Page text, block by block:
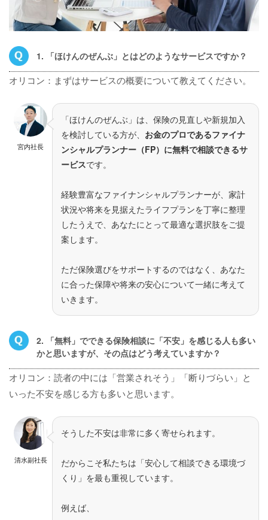
1. 「ほけんのぜんぶ」とはどのようなサービスですか？
オリコン：まずはサービスの概要について教えてください。
宮内社長
「ほけんのぜんぶ」は、保険の見直しや新規加入
を検討している方が、 お金のプロであるファイナ
ンシャルプランナー（FP）に無料で相談できるサ
ービスです。
経験豊富なファイナンシャルプランナーが、家計
状況や将来を見据えたライフプランを丁寧に整理
したうえで、あなたにとって最適な選択肢をご提
案します。
ただ保険選びをサポートするのではなく、あなた
に合った保障や将来の安心について一緒に考えて
いきます。
2. 「無料」でできる保険相談に「不安」を感じる人も多い
かと思いますが、その点はどう考えていますか？
オリコン：読者の中には「営業されそう」「断りづらい」と
いった不安を感じる方も多いと思います。
清水副社長
そうした不安は非常に多く寄せられます。
だからこそ私たちは「安心して相談できる環境づ
くり」を最も重視しています。
例えば、